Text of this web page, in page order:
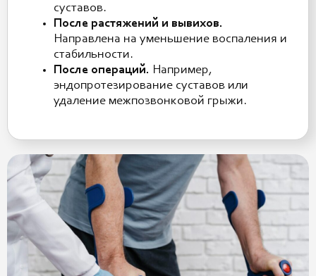
суставов.
После растяжений и вывихов.
Направлена на уменьшение воспаления и
стабильности.
После операций. Например,
эндопротезирование суставов или
удаление межпозвонковой грыжи.